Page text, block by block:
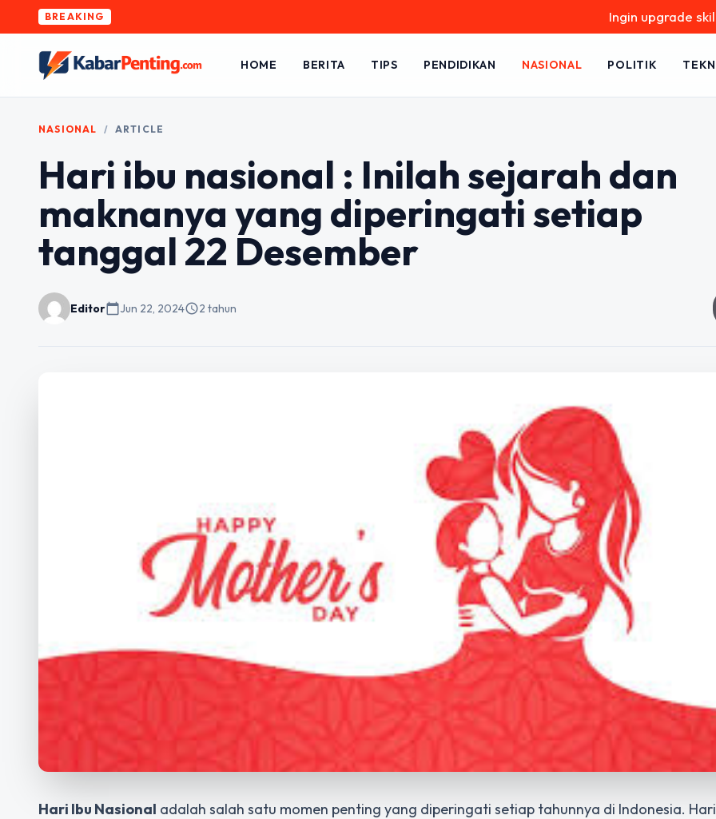
BREAKING Ingin upgrade skill tanpa
HOME BERITA TIPS PENDIDIKAN NASIONAL POLITIK
NASIONAL / ARTICLE
Hari ibu nasional : Inilah sejarah dan
maknanya yang diperingati setiap
tanggal 22 Desember
Editorcalendar_todayJun 22, 2024schedule2 tahun
Hari Ibu Nasional adalah salah satu momen penting yang diperingati setiap tahunnya di Indonesia.